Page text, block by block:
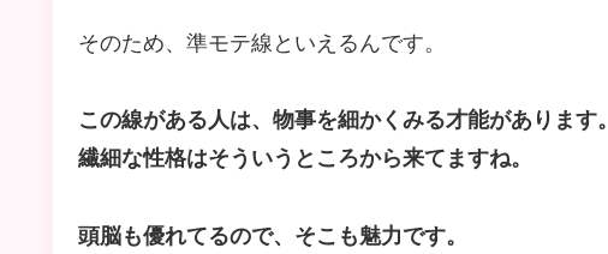
そのため、準モテ線といえるんです。
この線がある人は、物事を細かくみる才能があります。
繊細な性格はそういうところから来てますね。
頭脳も優れてるので、そこも魅力です。